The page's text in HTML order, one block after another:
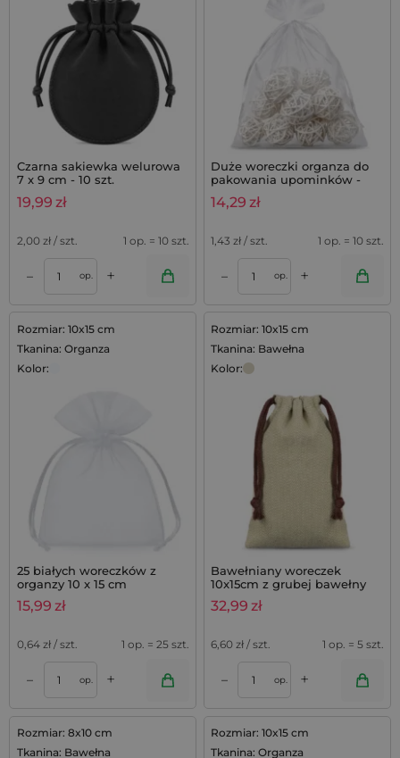
Czarna sakiewka welurowa
7 x 9 cm - 10 szt.
19,99 zł
2,00 zł / szt. 1 op. = 10 szt.
– op. +
Duże woreczki organza do
pakowania upominków -
białe, 10 szt.
14,29 zł
1,43 zł / szt. 1 op. = 10 szt.
– op. +
Rozmiar: 10x15 cm
Tkanina: Organza
Kolor:
25 białych woreczków z
organzy 10 x 15 cm
15,99 zł
0,64 zł / szt. 1 op. = 25 szt.
– op. +
Rozmiar: 10x15 cm
Tkanina: Bawełna
Kolor:
Bawełniany woreczek
10x15cm z grubej bawełny
300 g/m² - naturalny
woreczek w jodełkę
32,99 zł
6,60 zł / szt. 1 op. = 5 szt.
– op. +
Rozmiar: 8x10 cm
Tkanina: Bawełna
Rozmiar: 10x15 cm
Tkanina: Organza